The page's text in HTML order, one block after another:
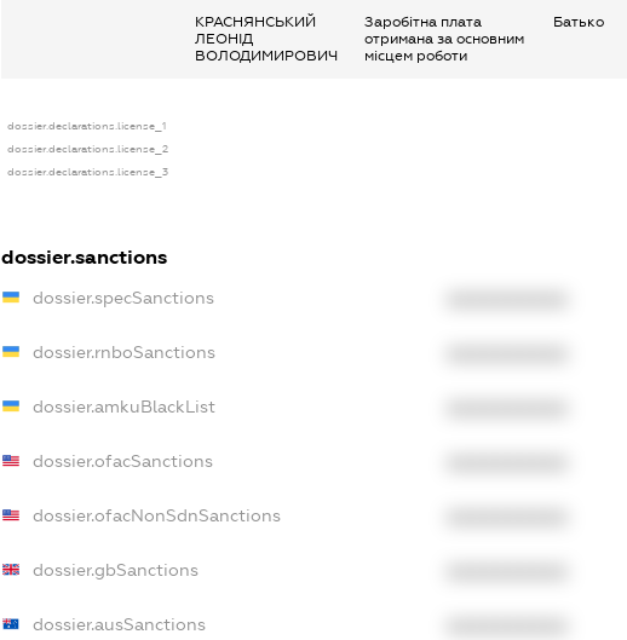
КРАСНЯНСЬКИЙ
ЛЕОНІД
ВОЛОДИМИРОВИЧ
Заробітна плата
отримана за основним
місцем роботи
Батько
dossier.declarations.license_1
dossier.declarations.license_2
dossier.declarations.license_3
dossier.sanctions
dossier.specSanctions
dossier.rnboSanctions
dossier.amkuBlackList
dossier.ofacSanctions
dossier.ofacNonSdnSanctions
dossier.gbSanctions
dossier.ausSanctions